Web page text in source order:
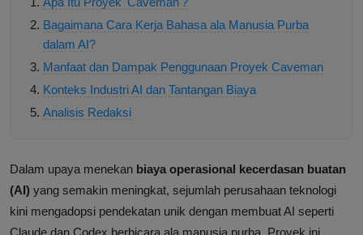
Bagaimana Cara Kerja Bahasa ala Manusia Purba
dalam AI?
Manfaat dan Dampak Penggunaan Proyek Caveman
Konteks Industri AI dan Tantangan Biaya
Analisis Redaksi
Dalam upaya menekan biaya operasional kecerdasan buatan
(AI) yang semakin meningkat, sejumlah perusahaan teknologi
kini mengadopsi pendekatan unik dengan membuat AI seperti